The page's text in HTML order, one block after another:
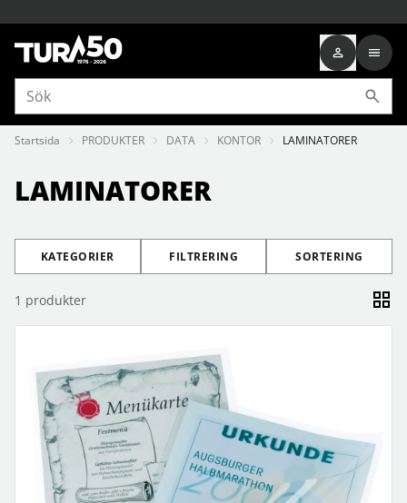
Startsida PRODUKTER DATA KONTOR LAMINATORER
LAMINATORER
KATEGORIER FILTRERING SORTERING
1 produkter